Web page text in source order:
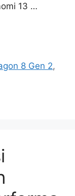
13 …
8 Gen 2,